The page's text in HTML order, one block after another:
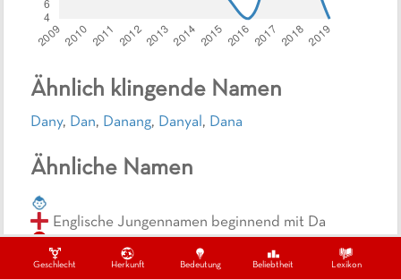
Geschlecht Herkunft Bedeutung Beliebtheit Lexikon
Ähnlich klingende Namen
Dany, Dan, Danang, Danyal, Dana
Ähnliche Namen
da
Englische Jungennamen beginnend mit Da